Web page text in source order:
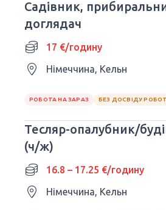
Садівник,
доглядач
17 €/годину
Німеччина, Кельн
РОБОТА НА ЗАРАЗ БЕЗ ДОСВІДУ
Тесляр-опалубник/
(ч/ж)
16.8 – 17.25 €/годину
Німеччина, Кельн